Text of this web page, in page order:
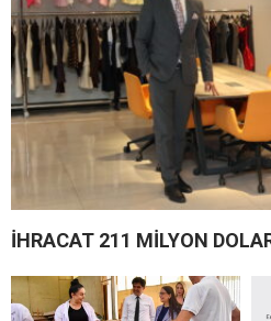
İHRACAT 211 MİLYON